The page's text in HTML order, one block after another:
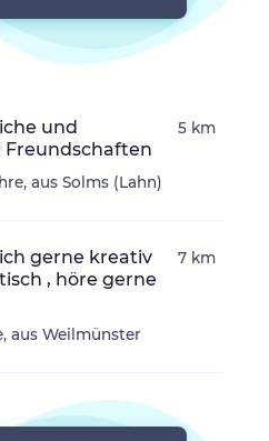
und
aus Solms (Lahn)
5 km
gerne kreativ
, höre gerne
aus Weilmünster
7 km